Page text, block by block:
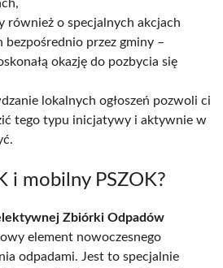
również o specjalnych akcjach
bezpośrednio przez gminy –
okazję do pozbycia się
lokalnych ogłoszeń pozwoli ci
tego typu inicjatywy i aktywnie w
i mobilny PSZOK?
Zbiórki Odpadów
element nowoczesnego
odpadami. Jest to specjalnie